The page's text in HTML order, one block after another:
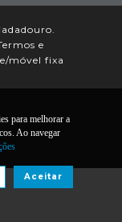
e
móvel fixa
para melhorar a
Ao navegar
Aceitar